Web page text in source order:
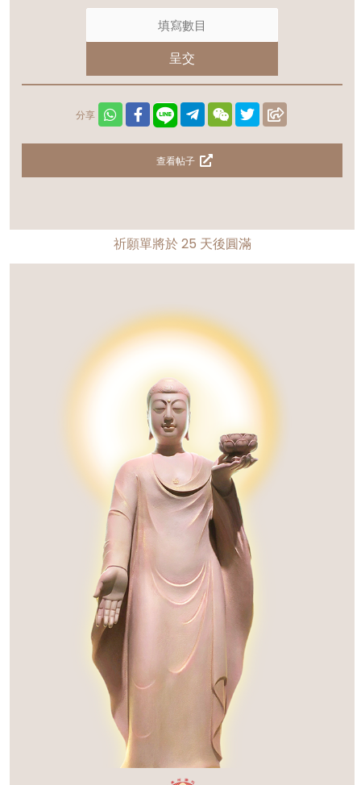
分享
查看帖子
呈交
祈願單將於 25 天後圓滿